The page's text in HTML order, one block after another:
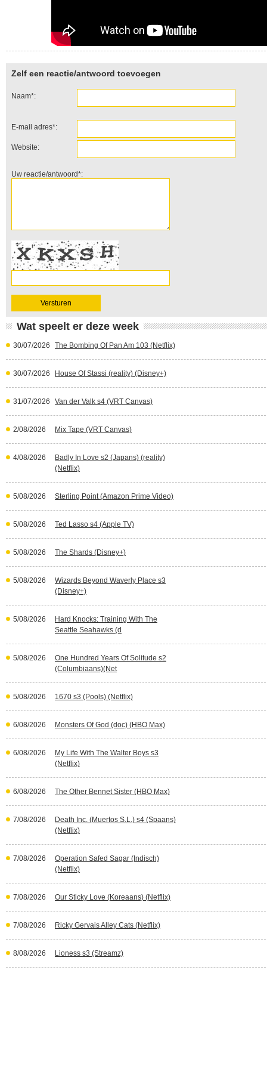
Zelf een reactie/antwoord toevoegen
Naam*:
E-mail adres*:
Website:
Uw reactie/antwoord*:
Wat speelt er deze week
30/07/2026 The Bombing Of Pan Am 103 (Netflix)
30/07/2026 House Of Stassi (reality) (Disney+)
31/07/2026 Van der Valk s4 (VRT Canvas)
2/08/2026 Mix Tape (VRT Canvas)
4/08/2026
Badly In Love s2 (Japans) (reality)
(Netflix)
5/08/2026 Sterling Point (Amazon Prime Video)
5/08/2026 Ted Lasso s4 (Apple TV)
5/08/2026 The Shards (Disney+)
5/08/2026
Wizards Beyond Waverly Place s3
(Disney+)
5/08/2026
Hard Knocks: Training With The
Seattle Seahawks (d
5/08/2026
One Hundred Years Of Solitude s2
(Columbiaans)(Net
5/08/2026 1670 s3 (Pools) (Netflix)
6/08/2026 Monsters Of God (doc) (HBO Max)
6/08/2026
My Life With The Walter Boys s3
(Netflix)
6/08/2026 The Other Bennet Sister (HBO Max)
7/08/2026
Death Inc. (Muertos S.L.) s4 (Spaans)
(Netflix)
7/08/2026
Operation Safed Sagar (Indisch)
(Netflix)
7/08/2026 Our Sticky Love (Koreaans) (Netflix)
7/08/2026 Ricky Gervais Alley Cats (Netflix)
8/08/2026 Lioness s3 (Streamz)